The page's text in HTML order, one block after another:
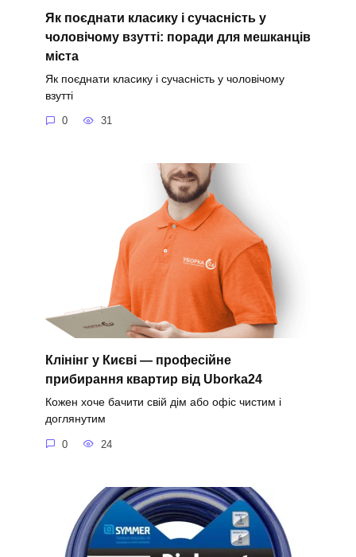
Як поєднати класику і сучасність у
чоловічому взутті: поради для мешканців
міста
Як поєднати класику і сучасність у чоловічому
взутті
0 31
Клінінг у Києві — професійне
прибирання квартир від Uborka24
Кожен хоче бачити свій дім або офіс чистим і
доглянутим
0 24